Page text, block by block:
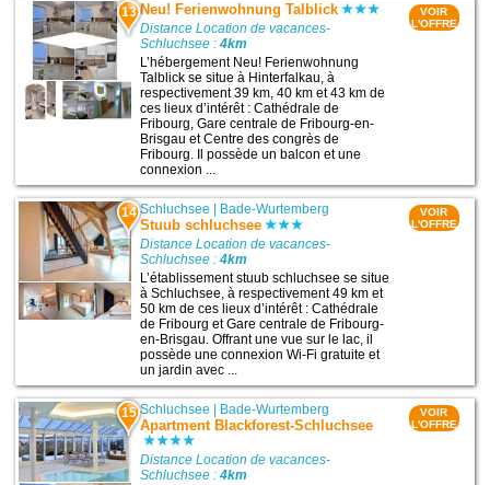
13 Neu! Ferienwohnung Talblick
Distance Location de vacances-
Schluchsee :4km
L’hébergement Neu! Ferienwohnung
Talblick se situe à Hinterfalkau, à
respectivement 39 km, 40 km et 43 km de
ces lieux d’intérêt : Cathédrale de
Fribourg, Gare centrale de Fribourg-en-
Brisgau et Centre des congrès de
Fribourg. Il possède un balcon et une
connexion ...
VOIR
L'OFFRE
14 Schluchsee Bade-Wurtemberg
Stuub schluchsee
Distance Location de vacances-
Schluchsee :4km
L’établissement stuub schluchsee se situe
à Schluchsee, à respectivement 49 km et
50 km de ces lieux d’intérêt : Cathédrale
de Fribourg et Gare centrale de Fribourg-
en-Brisgau. Offrant une vue sur le lac, il
possède une connexion Wi-Fi gratuite et
un jardin avec ...
VOIR
L'OFFRE
15 Schluchsee Bade-Wurtemberg
Apartment Blackforest-Schluchsee
Distance Location de vacances-
Schluchsee :4km
VOIR
L'OFFRE